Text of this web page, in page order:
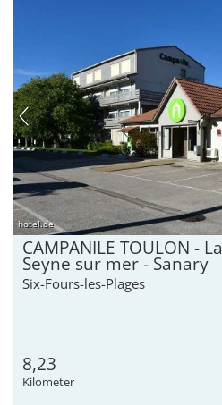
hotel.de
CAMPANILE TOULON - La
Seyne sur mer - Sanary
Six-Fours-les-Plages
8,23
Kilometer